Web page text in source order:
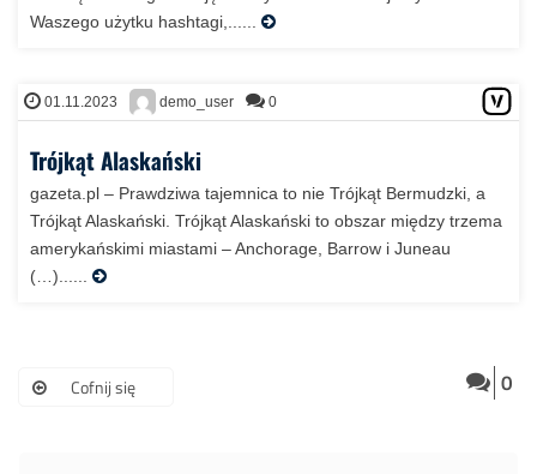
Waszego użytku hashtagi,......
01.11.2023 demo_user 0
Trójkąt Alaskański
gazeta.pl – Prawdziwa tajemnica to nie Trójkąt Bermudzki, a
Trójkąt Alaskański. Trójkąt Alaskański to obszar między trzema
amerykańskimi miastami – Anchorage, Barrow i Juneau
(…)......
Cofnij się 0